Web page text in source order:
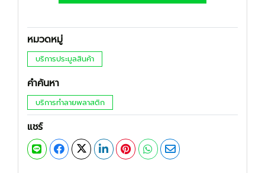
หมวดหมู่
บริการประมูลสินค้า
คำค้นหา
บริการทำลายพลาสติก
แชร์